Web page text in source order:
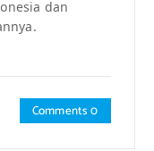
dan
Comments 0